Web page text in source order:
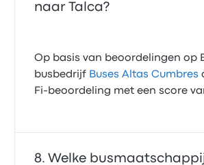
naar Talca?
Op basis van beoordelingen op
busbedrijf Buses Altas Cumbres
Fi-beoordeling met een score
Welke